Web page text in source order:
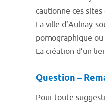
cautionne ces
La ville d’Aulnay-
pornographique
La création d’un
Question –
Pour toute